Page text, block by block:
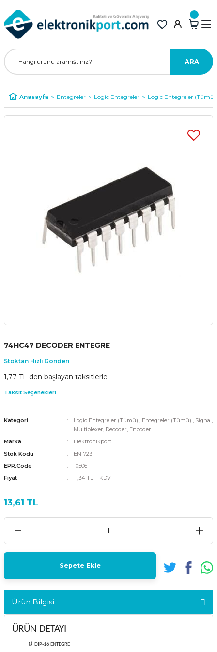
ARA
Anasayfa Entegreler Logic Entegreler Logic Entegreler (Tümü)
74HC47 DECODER ENTEGRE
Stoktan Hızlı Gönderi
1,77 TL den başlayan taksitlerle!
Taksit Seçenekleri
Kategori Logic Entegreler (Tümü) , Entegreler (Tümü) , Signal,
Multiplexer, Decoder, Encoder
Marka
Elektronikport
Stok Kodu
EN-723
EPR.Code
10506
Fiyat
11,34 TL + KDV
13,61 TL
Sepete Ekle
Ürün Bilgisi
ÜRÜN DETAYI
Ø DIP-16 ENTEGRE